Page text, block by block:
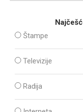
Štampe
Televizije
Radija